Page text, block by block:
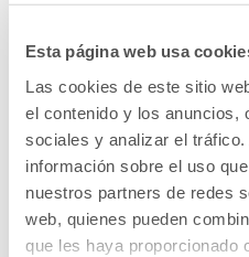
Esta página web usa
Las cookies de este sitio
el contenido y los anuncios,
sociales y analizar el
información sobre el uso
nuestros partners de redes
web, quienes pueden
que les haya proporcionado
healthy.
Si necesitas
médicos nutricionistas
ayudarte a comenzar el
vida saludable.